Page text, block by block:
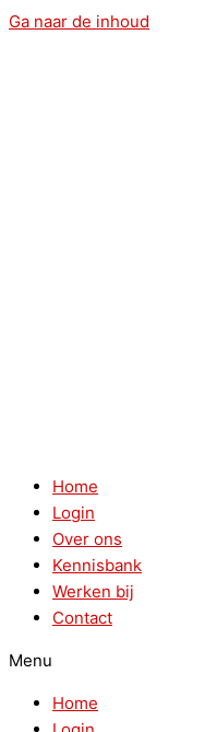
Ga naar de inhoud
Home
Login
Over ons
Kennisbank
Werken bij
Contact
Menu
Home